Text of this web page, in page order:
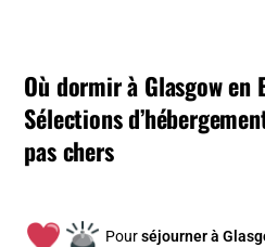
Où dormir à Glasgow en
Sélections
pas chers
Pourséjourner à